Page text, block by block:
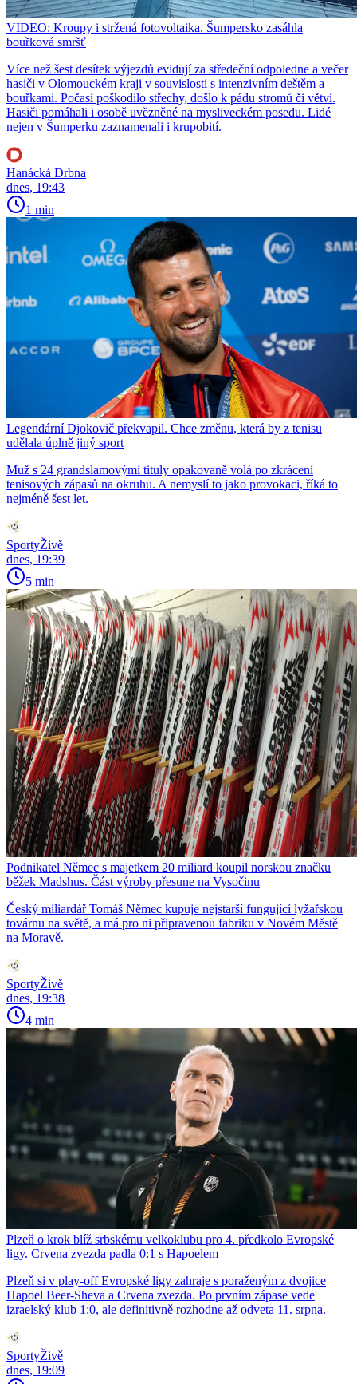
VIDEO: Kroupy i stržená fotovoltaika. Šumpersko zasáhla
bouřková smršť
Více než šest desítek výjezdů evidují za středeční odpoledne a večer
hasiči v Olomouckém kraji v souvislosti s intenzivním deštěm a
bouřkami. Počasí poškodilo střechy, došlo k pádu stromů či větví.
Hasiči pomáhali i osobě uvězněné na mysliveckém posedu. Lidé
nejen v Šumperku zaznamenali i krupobití.
Hanácká Drbna
dnes, 19:43
1 min
Legendární Djokovič překvapil. Chce změnu, která by z tenisu
udělala úplně jiný sport
Muž s 24 grandslamovými tituly opakovaně volá po zkrácení
tenisových zápasů na okruhu. A nemyslí to jako provokaci, říká to
nejméně šest let.
SportyŽivě
dnes, 19:39
5 min
Podnikatel Němec s majetkem 20 miliard koupil norskou značku
běžek Madshus. Část výroby přesune na Vysočinu
Český miliardář Tomáš Němec kupuje nejstarší fungující lyžařskou
továrnu na světě, a má pro ni připravenou fabriku v Novém Městě
na Moravě.
SportyŽivě
dnes, 19:38
4 min
Plzeň o krok blíž srbskému velkoklubu pro 4. předkolo Evropské
ligy. Crvena zvezda padla 0:1 s Hapoelem
Plzeň si v play-off Evropské ligy zahraje s poraženým z dvojice
Hapoel Beer-Sheva a Crvena zvezda. Po prvním zápase vede
izraelský klub 1:0, ale definitivně rozhodne až odveta 11. srpna.
SportyŽivě
dnes, 19:09